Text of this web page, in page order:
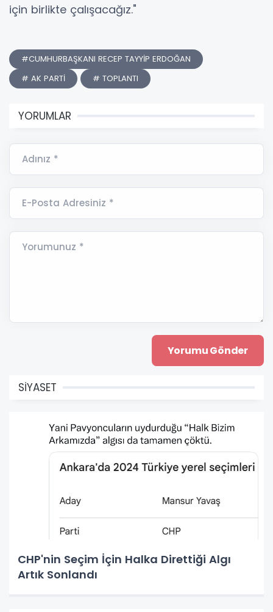
için birlikte çalışacağız."
#CUMHURBAŞKANI RECEP TAYYİP ERDOĞAN
# AK PARTİ
# TOPLANTI
YORUMLAR
Adınız *
E-Posta Adresiniz *
Yorumunuz *
SİYASET
CHP'nin Seçim İçin Halka Direttiği Algı
Artık Sonlandı